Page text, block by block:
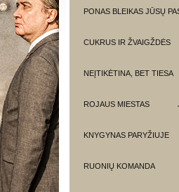
PONAS BLEIKAS JŪSŲ
CUKRUS IR ŽVAIGŽDĖS
NEĮTIKĖTINA, BET TIESA
ROJAUS MIESTAS
KNYGYNAS PARYŽIUJE
RUONIŲ KOMANDA